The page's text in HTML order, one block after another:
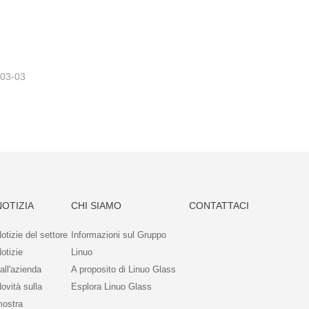
03
del settore
sulla
CHI SIAMO
Informazioni sul Gruppo
Linuo
A proposito di Linuo Glass
Esplora Linuo Glass
CONTATTACI